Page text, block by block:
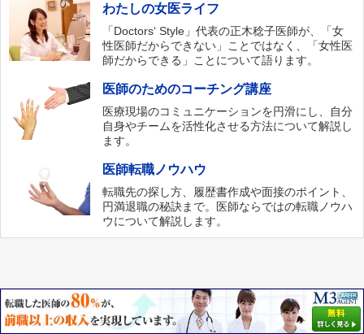
わたしの女医ライフ
「Doctors‘ Style」代表の正木稔子医師が、「女
性医師だからできない」ことではなく、「女性医
師だからできる」ことについて語ります。
医師のためのコーチング講座
医療現場のコミュニケーションを円滑にし、自分
自身やチームを活性化させる方法について解説し
ます。
医師転職ノウハウ
転職先の探し方、履歴書作成や面接のポイント、
円満退職の秘訣まで。医師ならではの転職ノウハ
ウについて解説します。